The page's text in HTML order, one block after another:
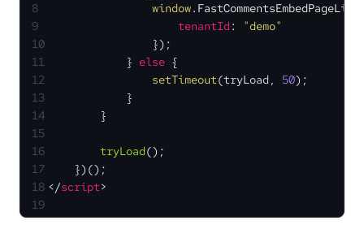
8
window.
9
tenantId :
"demo"
10
                });
11
            }
else {
12
setTimeout(tryLoad, 50);
13
            }
14
        }
15
16
tryLoad();
17
    })();
18 </script>
19